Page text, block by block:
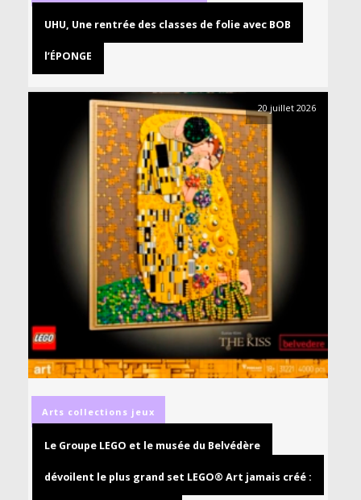
UHU, Une rentrée des classes de folie avec BOB
l’ÉPONGE
20 juillet 2026
Arts collections jeux
Le Groupe LEGO et le musée du Belvédère
dévoilent le plus grand set LEGO® Art jamais créé :